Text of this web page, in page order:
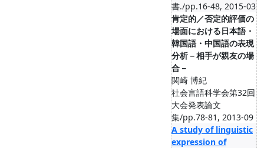
書./pp.16-48, 2015-03
肯定的／否定的評価の
場面における日本語・
韓国語・中国語の表現
分析－相手が親友の場
合－
関崎 博紀
社会言語科学会第32回
大会発表論文
集/pp.78-81, 2013-09
A study of linguistic
expression of